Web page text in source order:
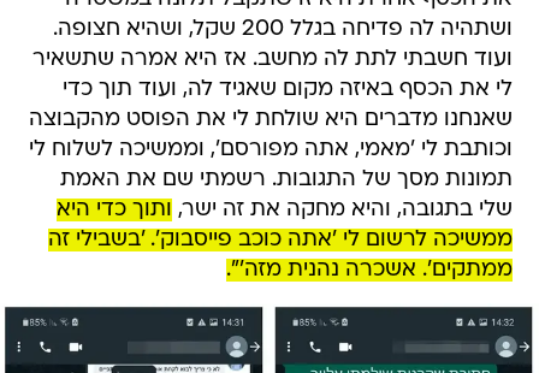
ושתהיה לה פדיחה בגלל 200 שקל, ושהיא חצופה.
ועוד חשבתי לתת לה מחשב. אז היא אמרה שתשאיר
לי את הכסף באיזה מקום שאגיד לה, ועוד תוך כדי
שאנחנו מדברים היא שולחת לי את הפוסט מהקבוצה
וכותבת לי 'מאמי, אתה מפורסם', וממשיכה לשלוח לי
תמונות מסך של התגובות. רשמתי שם את האמת
שלי בתגובה, והיא מחקה את זה ישר, ותוך כדי היא
ממשיכה לרשום לי 'אתה כוכב פייסבוק'. 'בשבילי זה
ממתקים'. אשכרה נהנית מזה'".